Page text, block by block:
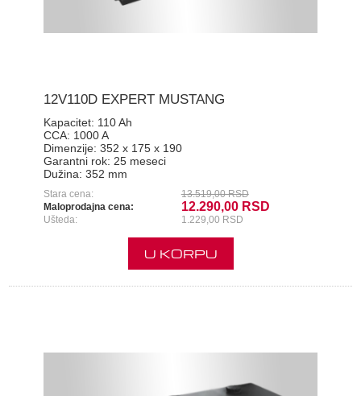
12V110D EXPERT MUSTANG
Kapacitet: 110 Ah
CCA: 1000 A
Dimenzije: 352 x 175 x 190
Garantni rok: 25 meseci
Dužina: 352 mm
Stara cena:
13.519,00 RSD
Maloprodajna cena:
12.290,00 RSD
Ušteda: 1.229,00 RSD
U KORPU